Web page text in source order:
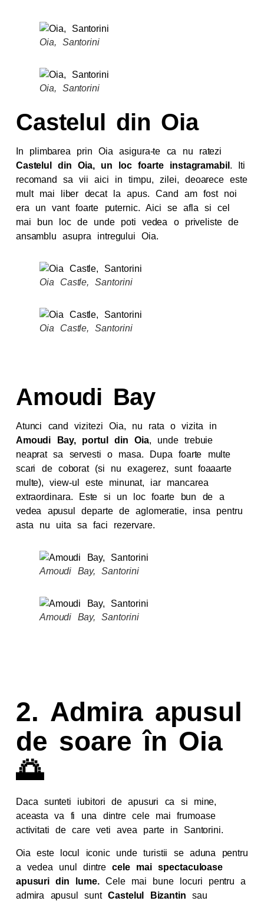
Oia, Santorini
Oia, Santorini
Castelul din Oia
In plimbarea prin Oia asigura-te ca nu ratezi
Castelul din Oia, un loc foarte instagramabil . Iti
recomand sa vii aici in timpu, zilei, deoarece este
mult mai liber decat la apus. Cand am fost noi
era un vant foarte puternic. Aici se afla si cel
mai bun loc de unde poti vedea o priveliste de
ansamblu asupra intregului Oia.
Oia Castle, Santorini
Oia Castle, Santorini
Amoudi Bay
Atunci cand vizitezi Oia, nu rata o vizita in
Amoudi Bay, portul din Oia, unde trebuie
neaprat sa servesti o masa. Dupa foarte multe
scari de coborat (si nu exagerez, sunt foaaarte
multe), view-ul este minunat, iar mancarea
extraordinara. Este si un loc foarte bun de a
vedea apusul departe de aglomeratie, insa pentru
asta nu uita sa faci rezervare.
Amoudi Bay, Santorini
Amoudi Bay, Santorini
2. Admira apusul
de soare în Oia
🌅
Daca sunteti iubitori de apusuri ca si mine,
aceasta va fi una dintre cele mai frumoase
activitati de care veti avea parte in Santorini.
Oia este locul iconic unde turistii se aduna pentru
a vedea unul dintrecele mai spectaculoase
apusuri din lume.Cele mai bune locuri pentru a
admira apusul suntCastelul Bizantinsau